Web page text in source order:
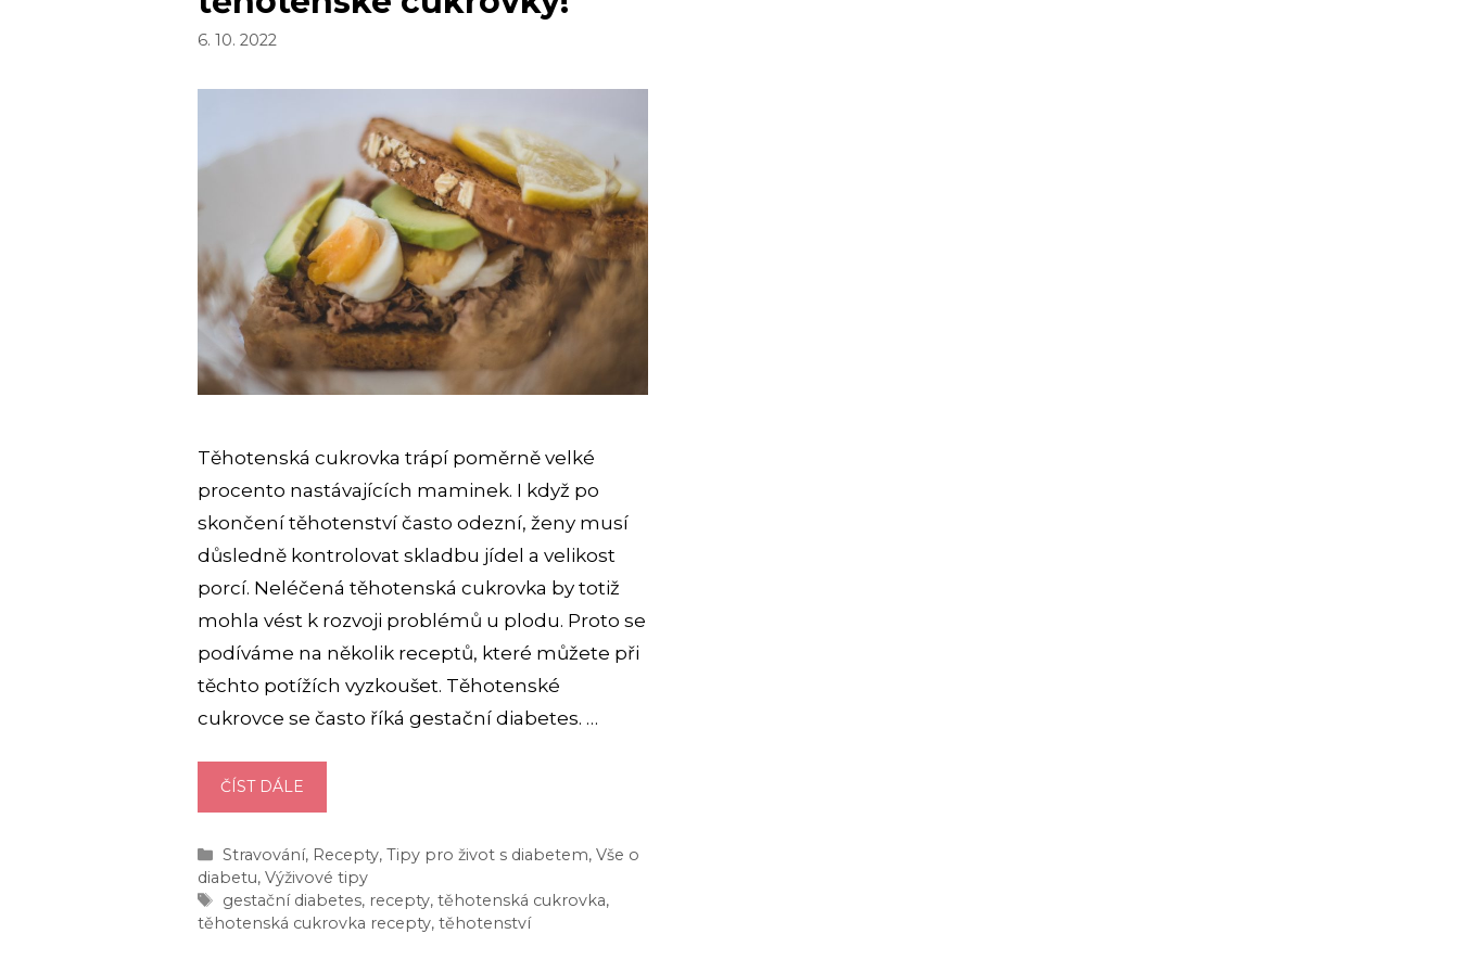
6. 10. 2022
Těhotenská cukrovka trápí poměrně velké
procento nastávajících maminek. I když po
skončení těhotenství často odezní, ženy musí
důsledně kontrolovat skladbu jídel a velikost
porcí. Neléčená těhotenská cukrovka by totiž
mohla vést k rozvoji problémů u plodu. Proto se
podíváme na několik receptů, které můžete při
těchto potížích vyzkoušet. Těhotenské
cukrovce se často říká gestační diabetes. …
ČÍST DÁLE
TYTO
DIABETICKÉ
RECEPTY
BĚHEM
Rubriky
Stravování, Recepty,Tipy pro život s diabetem,Vše o
diabetu, Výživové tipy
Štítky
gestační diabetes, recepty,těhotenská cukrovka,
těhotenská cukrovka recepty, těhotenství